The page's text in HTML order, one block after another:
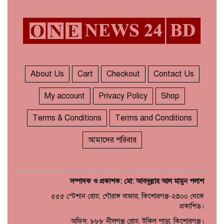
পারে জুলাইয়ে বিএনপির দলীয়
অভ্যুত্থান হয়েছে’
নিয়ে হট্টগোল
মাত্র ছয় দিনেই ১ বিলিয়ন ডলার
আয় স্পাইডার-ম্যান: ব্র্যান্ড নিউ
ডে
About Us Cart Checkout Contact Us
My account Privacy Policy Shop
Terms & Conditions Terms and Conditions
আমাদের পরিবার
সম্পাদক ও প্রকাশক: মো: আবদুল্লাহ আল মামুন পলাশ
৫৫৫ স্টেশান রোড, গৌরাঙ্গ বাজার, কিশোরগঞ্জ-২৩০০ থেকে
প্রকাশিত।
অফিস: ৮৮৮ নীলগঞ্জ রোড, উকিল পাড়া, কিশোরগঞ্জ।